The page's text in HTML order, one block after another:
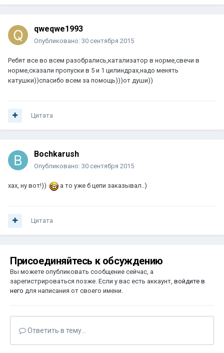
qweqwe1993
Опубликовано: 30 сентября 2015
Ребят все во всем разобрались,катализатор в норме,свечи в
норме,сказали пропуски в 5 и 1 цилиндрах,надо менять
катушки))спасибо всем за помощь)))от души))
Цитата
Bochkarush
Опубликовано: 30 сентября 2015
хах, ну вот!)) а то уже б цепи заказывал..)
Цитата
Присоединяйтесь к обсуждению
Вы можете опубликовать сообщение сейчас, а
зарегистрироваться позже. Если у вас есть аккаунт, войдите в
него для написания от своего имени.
Ответить в тему...